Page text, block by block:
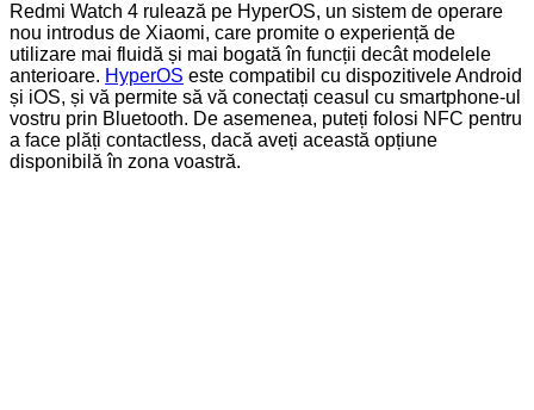
Redmi Watch 4 rulează pe HyperOS, un sistem de operare
nou introdus de Xiaomi, care promite o experiență de
utilizare mai fluidă și mai bogată în funcții decât modelele
anterioare. HyperOS este compatibil cu dispozitivele Android
și iOS, și vă permite să vă conectați ceasul cu smartphone-ul
vostru prin Bluetooth. De asemenea, puteți folosi NFC pentru
a face plăți contactless, dacă aveți această opțiune
disponibilă în zona voastră.